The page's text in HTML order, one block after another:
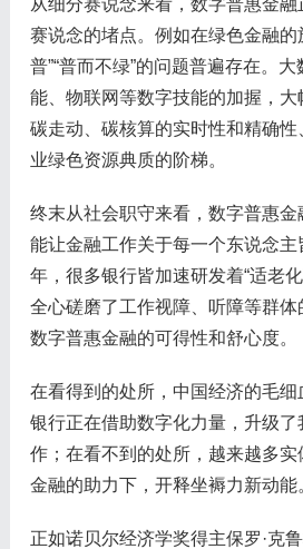
赛说念的堵点。例如在绿色金融的
普”“普而不绿”的问题普遍存在。
能、物联网等数字技能的加握，大
碳走动、碳核算的实时性和精确
业绿色资源典质的阶梯。
终末从社会职守来看，数字普惠
能让金融工作关于每一个东说念
年，很多银行皆加速研发着“适老
全心磋磨了工作视障、听障等群体
数字普惠金融的可得性和舒心度。
在看得到的处所，中国经济的毛
银行正在借助数字化力量，升级了
作；在看不到的处所，越来越多
金融的助力下，开释坐褥力新动能
正如诺贝尔经济学奖得主保罗·克